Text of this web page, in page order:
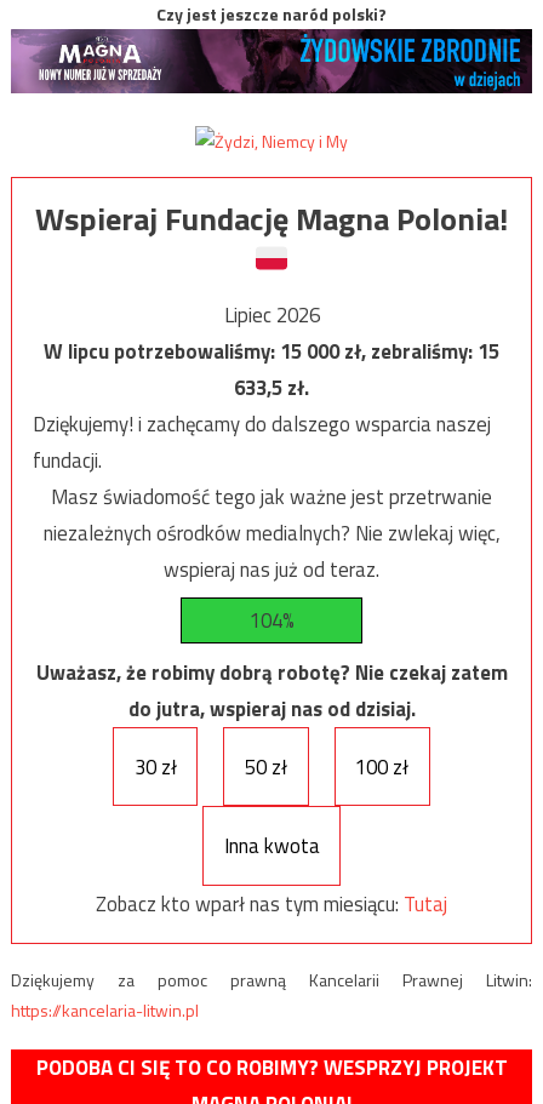
Czy jest jeszcze naród polski?
Wspieraj Fundację Magna Polonia!
Lipiec 2026
W lipcu potrzebowaliśmy:15 000zł, zebraliśmy:15
633,5zł.
Dziękujemy! i zachęcamy do dalszego wsparcia naszej
fundacji.
Masz świadomość tego jak ważne jest przetrwanie
niezależnych ośrodków medialnych? Nie zwlekaj więc,
wspieraj nas już od teraz.
104%
Uważasz, że robimy dobrą robotę? Nie czekaj zatem
do jutra, wspieraj nas od dzisiaj.
30 zł
50 zł 100 zł
Inna kwota
Zobacz kto wparł nas tym miesiącu: Tutaj
Dziękujemy za pomoc prawną Kancelarii Prawnej Litwin:
https://kancelaria-litwin.pl
PODOBA CI SIĘ TO CO ROBIMY? WESPRZYJ PROJEKT